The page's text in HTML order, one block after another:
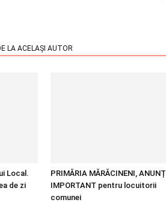
LA ACELAȘI AUTOR
Local.
de zi
PRIMĂRIA MĂRĂCINENI, ANUNȚ
IMPORTANT pentru locuitorii
comunei